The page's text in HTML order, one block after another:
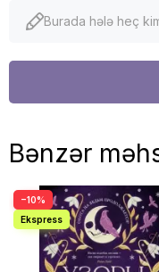
Burada hələ heç
Bənzər
−10%